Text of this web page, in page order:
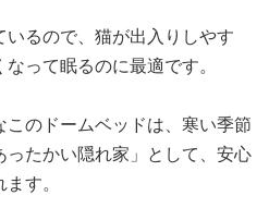
るので、猫が出入りしやす
って眠るのに最適です。
のドームベッドは、寒い季節
たかい隠れ家」として、安心
す。